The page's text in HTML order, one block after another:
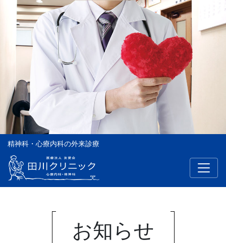
精神科・心療内科の外来診療
お知らせ